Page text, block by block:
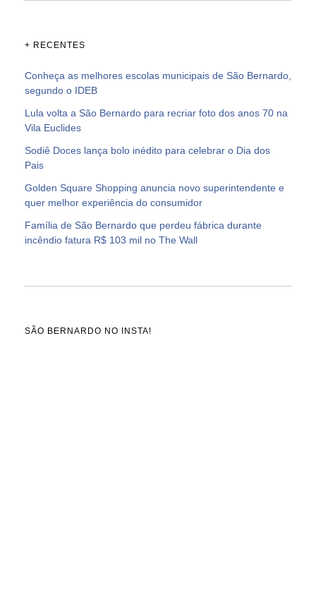
+ RECENTES
Conheça as melhores escolas municipais de São Bernardo,
segundo o IDEB
Lula volta a São Bernardo para recriar foto dos anos 70 na
Vila Euclides
Sodiê Doces lança bolo inédito para celebrar o Dia dos
Pais
Golden Square Shopping anuncia novo superintendente e
quer melhor experiência do consumidor
Família de São Bernardo que perdeu fábrica durante
incêndio fatura R$ 103 mil no The Wall
SÃO BERNARDO NO INSTA!